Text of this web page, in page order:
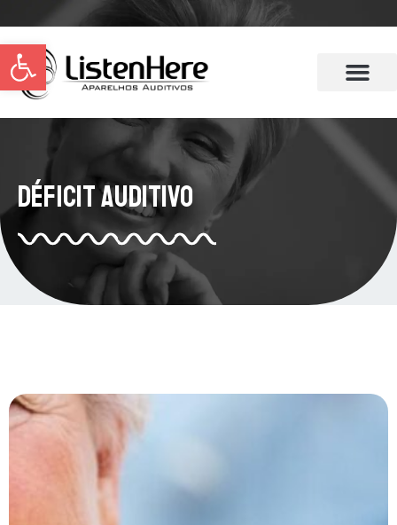
Abrir a barra de ferramentas
Déficit Auditivo